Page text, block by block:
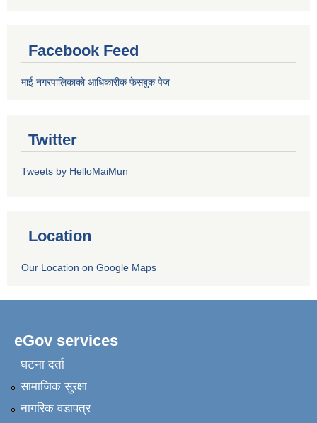
Facebook Feed
माई नगरपालिकाको आधिकारीक फेसबुक पेज
Twitter
Tweets by HelloMaiMun
Location
Our Location on Google Maps
eGov services
घटना दर्ता
सामाजिक सुरक्षा
नागरिक वडापत्र